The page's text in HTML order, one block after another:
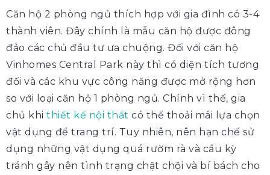
Căn hộ 2 phòng ngủ thích hợp với gia đình có 3-4
thành viên. Đây chính là mẫu căn hộ được đông
đảo các chủ đầu tư ưa chuộng. Đối với căn hộ
Vinhomes Central Park này thì có diện tích tương
đối và các khu vực công năng được mở rộng hơn
so với loại căn hộ 1 phòng ngủ. Chính vì thế, gia
chủ khi thiết kế nội thất có thể thoải mái lựa chọn
vật dụng để trang trí. Tuy nhiên, nên hạn chế sử
dụng những vật dụng quá rườm rà và cầu kỳ
tránh gây nên tình trạng chật chội và bí bách cho